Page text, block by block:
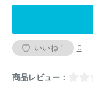
いいね！ 0
商品レビュー：